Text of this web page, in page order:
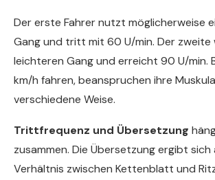
Der erste Fahrer nutzt möglicherweise
Gang und tritt mit 60 U/min. Der zweite
leichteren Gang und erreicht 90 U/min.
km/h fahren, beanspruchen ihre
verschiedene Weise.
Trittfrequenz und Übersetzung
zusammen. Die Übersetzung ergibt sich
Verhältnis zwischen Kettenblatt und